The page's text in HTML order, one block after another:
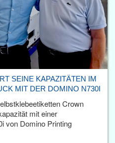
SEINE KAPAZITÄTEN IM
MIT DER DOMINO N730I
Crown
mit einer
von Domino Printing